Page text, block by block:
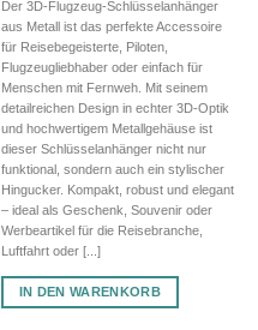
Der 3D-Flugzeug-Schlüsselanhänger
aus Metall ist das perfekte Accessoire
für Reisebegeisterte, Piloten,
Flugzeugliebhaber oder einfach für
Menschen mit Fernweh. Mit seinem
detailreichen Design in echter 3D-Optik
und hochwertigem Metallgehäuse ist
dieser Schlüsselanhänger nicht nur
funktional, sondern auch ein stylischer
Hingucker. Kompakt, robust und elegant
– ideal als Geschenk, Souvenir oder
Werbeartikel für die Reisebranche,
Luftfahrt oder [...]
IN DEN WARENKORB